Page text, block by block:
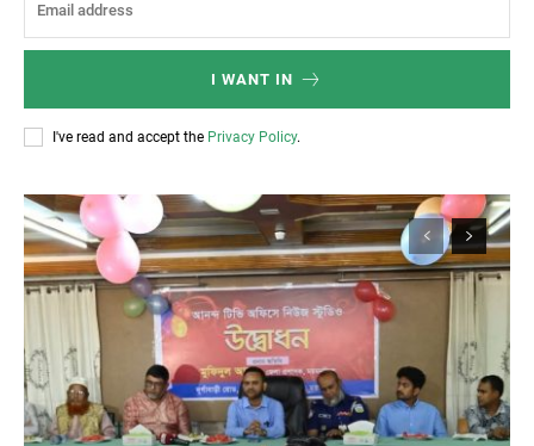
I WANT IN
I've read and accept the Privacy Policy.